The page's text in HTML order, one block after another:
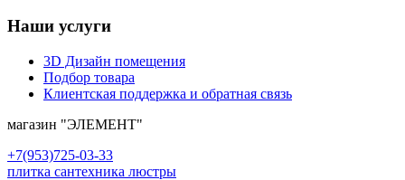
Наши услуги
3D Дизайн помещения
Подбор товара
Клиентская поддержка и обратная связь
магазин "ЭЛЕМЕНТ"
+7(953)725-03-33
плитка сантехника люстры